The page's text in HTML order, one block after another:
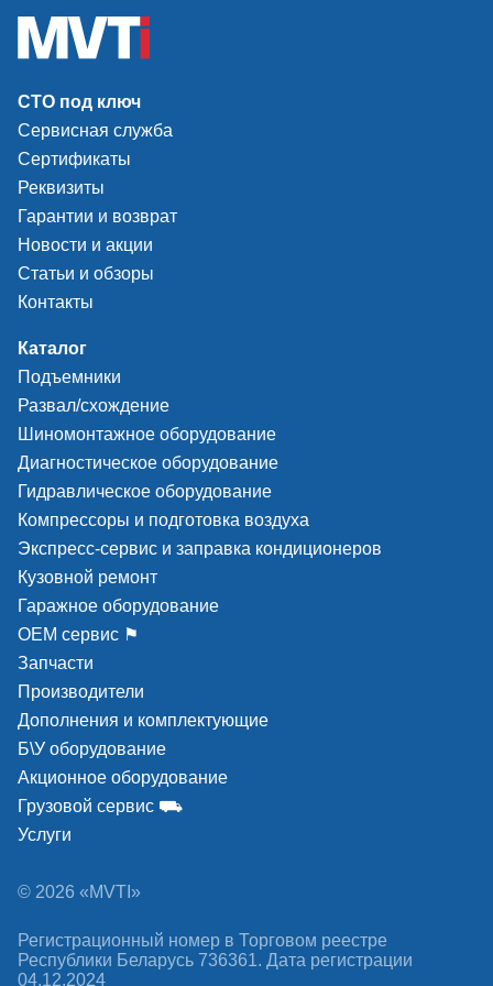
СТО под ключ
Сервисная служба
Сертификаты
Реквизиты
Гарантии и возврат
Новости и акции
Статьи и обзоры
Контакты
Каталог
Подъемники
Развал/схождение
Шиномонтажное оборудование
Диагностическое оборудование
Гидравлическое оборудование
Компрессоры и подготовка воздуха
Экспресс-сервис и заправка кондиционеров
Кузовной ремонт
Гаражное оборудование
ОЕМ сервис ⚑
Запчасти
Производители
Дополнения и комплектующие
Б\У оборудование
Акционное оборудование
Грузовой сервис ⛟
Услуги
© 2026 «MVTI»
Регистрационный номер в Торговом реестре
Республики Беларусь 736361. Дата регистрации
04.12.2024